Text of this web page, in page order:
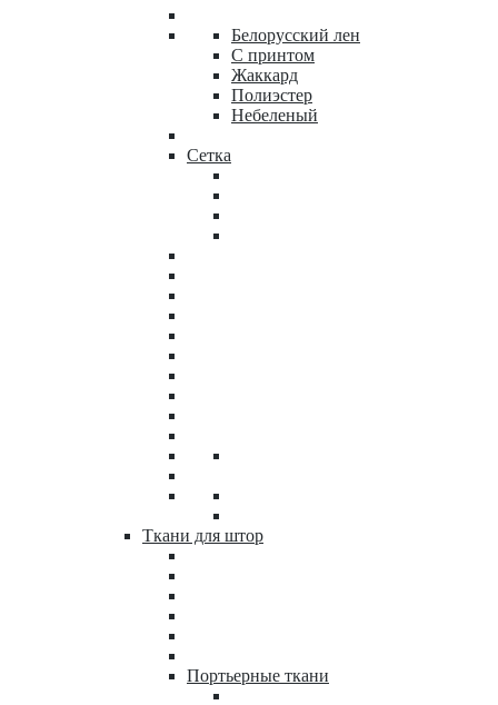
Белорусский лен
С принтом
Жаккард
Полиэстер
Небеленый
Сетка
Ткани для штор
Портьерные ткани